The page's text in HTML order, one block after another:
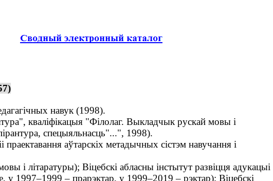
навук (1998).
кваліфікацыя "Філолаг. Выкладчык рускай мовы і
спецыяльнасць"...", 1998).
аўтарскіх метадычных сістэм навучання і
і літаратуры); Віцебскі абласны інстытут развіцця адукацыі
у 1997–1999 – прарэктар, у 1999–2019 – рэктар); Віцебскі